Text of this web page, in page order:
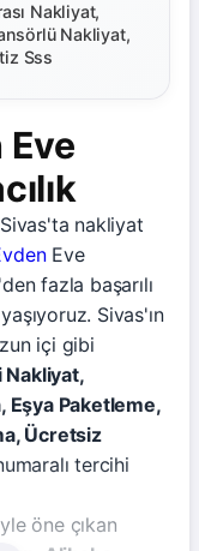
Nakliyat,
Nakliyat,
Sss
nakliyat
Eve
fazla başarılı
Sivas'ın
içi gibi
Nakliyat,
Eşya Paketleme,
Ücretsiz
tercihi
öne çıkan